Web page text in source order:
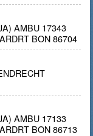
AMBU 17343
BON 86704
AMBU 17133
BON 86713